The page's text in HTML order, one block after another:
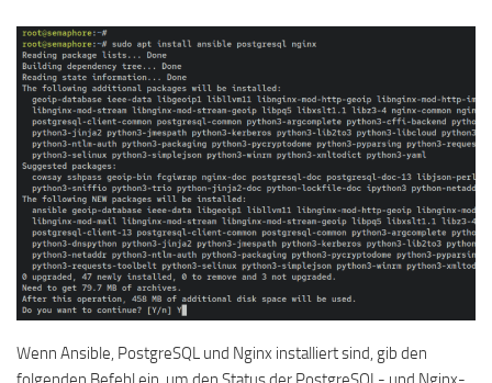
Wenn Ansible, PostgreSQL und Nginx installiert sind, gib den